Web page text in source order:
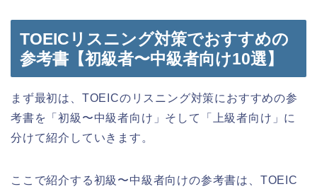
TOEICリスニング対策でおすすめの
参考書【初級者〜中級者向け10選】
まず最初は、TOEICのリスニング対策におすすめの参
考書を「初級〜中級者向け」そして「上級者向け」に
分けて紹介していきます。
ここで紹介する初級〜中級者向けの参考書は、TOEIC